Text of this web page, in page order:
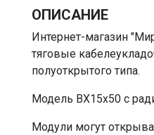
ОПИСАНИЕ
Интернет-магазин
тяговые
полуоткрытого типа.
Модель BX15x50 с
Модули могут